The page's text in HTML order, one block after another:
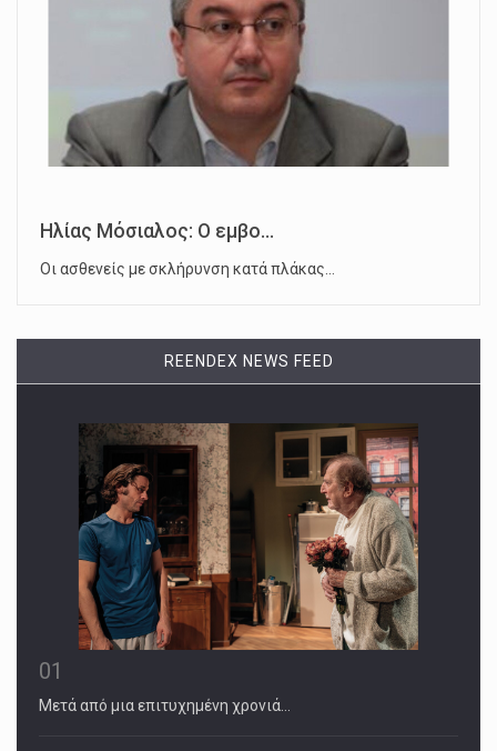
Ηλίας Μόσιαλος: Ο εμβο...
Οι ασθενείς με σκλήρυνση κατά πλάκας…
REENDEX NEWS FEED
01
Μετά από μια επιτυχημένη χρονιά…